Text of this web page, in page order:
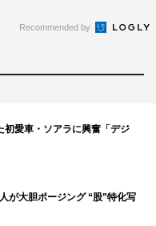
Recommended by
初愛車・ソアラに興奮「デジ
が大胆ポージング “股”特化写